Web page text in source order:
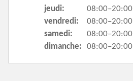
jeudi:
08:00–20:00
vendredi:
08:00–20:00
samedi:
08:00–20:00
dimanche:
08:00–20:00